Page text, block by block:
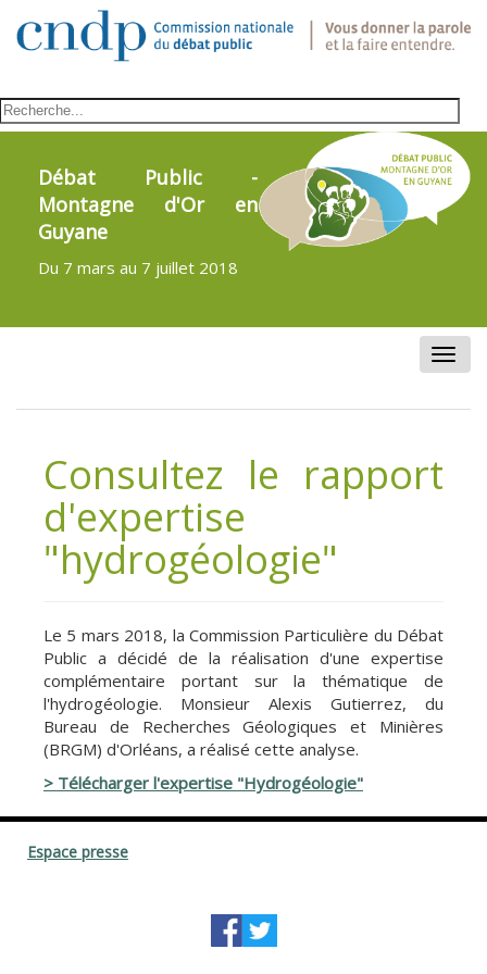
Débat Public -
Montagne d'Or en
Guyane
Du 7 mars au 7 juillet 2018
Toggle
Consultez le rapport
d'expertise
"hydrogéologie"
Le 5 mars 2018, la Commission Particulière du Débat
Public a décidé de la réalisation d'une expertise
complémentaire portant sur la thématique de
l'hydrogéologie. Monsieur Alexis Gutierrez, du
Bureau de Recherches Géologiques et Minières
(BRGM) d'Orléans, a réalisé cette analyse.
> Télécharger l'expertise "Hydrogéologie"
Espace presse